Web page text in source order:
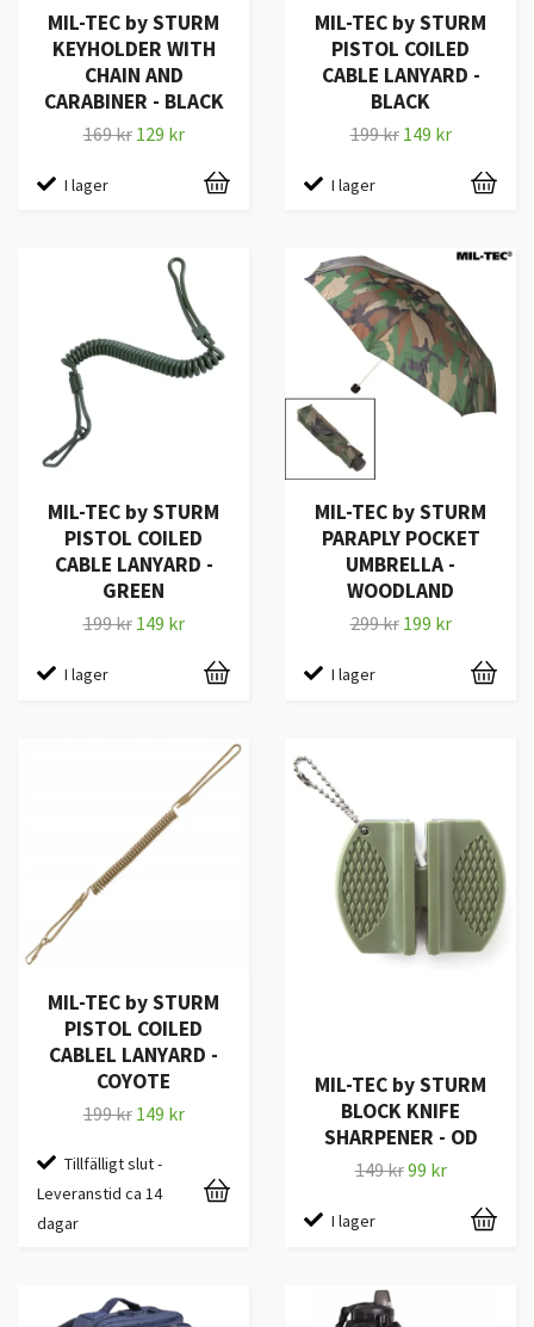
MIL-TEC by STURM
KEYHOLDER WITH
CHAIN AND
CARABINER - BLACK
169 kr 129 kr
I lager
MIL-TEC by STURM
PISTOL COILED
CABLE LANYARD -
BLACK
199 kr 149 kr
I lager
MIL-TEC by STURM
PISTOL COILED
CABLE LANYARD -
GREEN
199 kr 149 kr
I lager
MIL-TEC by STURM
PARAPLY POCKET
UMBRELLA -
WOODLAND
299 kr 199 kr
I lager
MIL-TEC by STURM
PISTOL COILED
CABLEL LANYARD -
COYOTE
199 kr 149 kr
Tillfälligt slut -
Leveranstid ca 14
dagar
MIL-TEC by STURM
BLOCK KNIFE
SHARPENER - OD
149 kr99 kr
I lager